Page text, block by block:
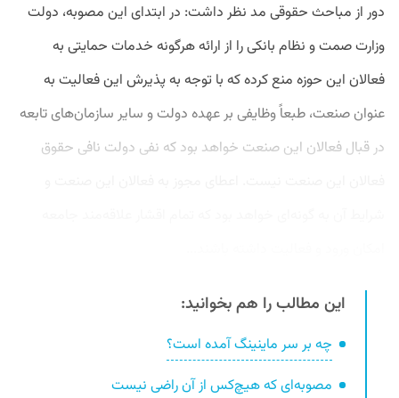
دور از مباحث حقوقی مد نظر داشت: در ابتدای این مصوبه، دولت
وزارت صمت و نظام بانکی را از ارائه هرگونه خدمات حمایتی به
فعالان این حوزه منع کرده که با توجه به پذیرش این فعالیت به
عنوان صنعت، طبعاً وظایفی بر عهده دولت و سایر سازمان‌های تابعه
در قبال فعالان این صنعت خواهد بود که نفی دولت نافی حقوق
این مطالب را هم بخوانید:
چه بر سر ماینینگ آمده است؟
مصوبه‌ای که هیچ‌کس از آن راضی نیست